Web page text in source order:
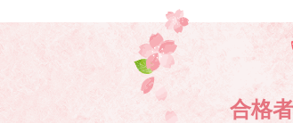
合格